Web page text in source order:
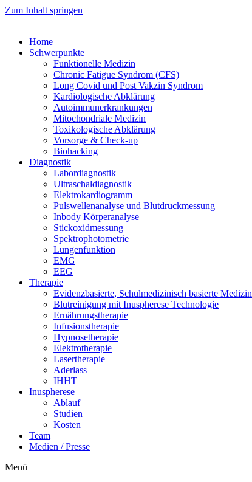
Zum Inhalt springen
Home
Schwer­punk­te
Funk­tio­nel­le Medizin
Chro­nic Fati­gue Syn­drom (CFS)
Long Covid und Post Vak­zin Syndrom
Kar­dio­lo­gi­sche Abklärung
Auto­im­mun­erkran­kun­gen
Mito­chon­dria­le Medizin
Toxi­ko­lo­gi­sche Abklärung
Vor­sor­ge & Check-up
Bio­hack­ing
Dia­gnos­tik
Labor­dia­gnos­tik
Ultra­schal­dia­gnos­tik
Elek­tro­kar­dio­gramm
Puls­wel­len­ana­ly­se und Blutdruckmessung
Inbo­dy Körperanalyse
Stick­oxid­mes­sung
Spek­tro­pho­to­me­trie
Lun­gen­funk­ti­on
EMG
EEG
The­ra­pie
Evi­denz­ba­sier­te, Schul­me­di­zi­nisch basier­te Medizin
Blut­rei­ni­gung mit Inu­s­phe­re­se Technologie
Ernäh­rungs­the­ra­pie
Infu­si­ons­the­ra­pie
Hyp­no­se­the­ra­pie
Elek­tro­the­ra­pie
Laser­the­ra­pie
Ader­lass
IHHT
Inu­s­phe­re­se
Ablauf
Stu­di­en
Kos­ten
Team
Medi­en / Presse
Menü